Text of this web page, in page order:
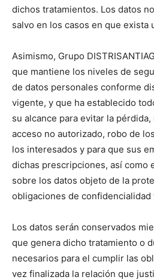
dichos tratamientos. Los datos
salvo en los casos en que exista
Asimismo, Grupo
que mantiene los niveles de
de datos personales conforme
vigente, y que ha establecido
su alcance para evitar la
acceso no autorizado, robo de
los interesados y para que sus
dichas prescripciones, así como
sobre los datos objeto de la
obligaciones de confidencialidad
Los datos serán conservados
que genera dicho tratamiento o
necesarios para el cumplir las
vez finalizada la relación que